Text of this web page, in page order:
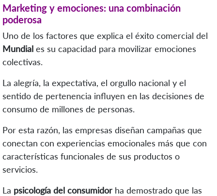
Marketing y emociones: una combinación
poderosa
Uno de los factores que explica el éxito comercial del
Mundial es su capacidad para movilizar emociones
colectivas.
La alegría, la expectativa, el orgullo nacional y el
sentido de pertenencia influyen en las decisiones de
consumo de millones de personas.
Por esta razón, las empresas diseñan campañas que
conectan con experiencias emocionales más que con
características funcionales de sus productos o
servicios.
La psicología del consumidor ha demostrado que las